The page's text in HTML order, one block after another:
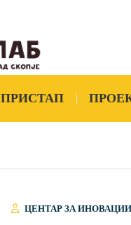
ПРИСТАП
ЦЕНТАР ЗА